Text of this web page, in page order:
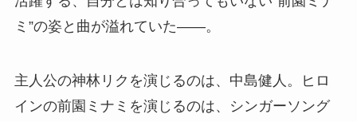
ミ”の姿と曲が溢れていた――。
主人公の神林リクを演じるのは、中島健人。ヒロ
インの前園ミナミを演じるのは、シンガーソング